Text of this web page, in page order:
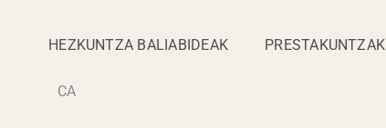
HEZKUNTZA BALIABIDEAK PRESTAKUNTZAK
CA